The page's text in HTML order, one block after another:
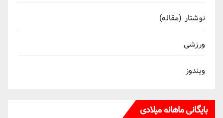
نوشتار (مقاله)
ورزشی
ویندوز
بایگانی ماهانه میلادی